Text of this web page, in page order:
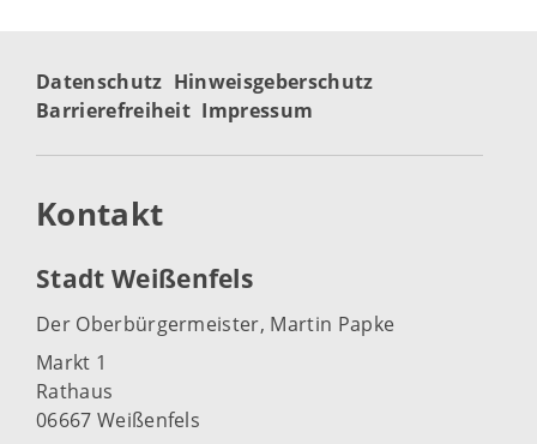
Datenschutz Hinweisgeberschutz
Barrierefreiheit Impressum
Kontakt
Stadt Weißenfels
Der Oberbürgermeister, Martin Papke
Markt 1
Rathaus
06667 Weißenfels